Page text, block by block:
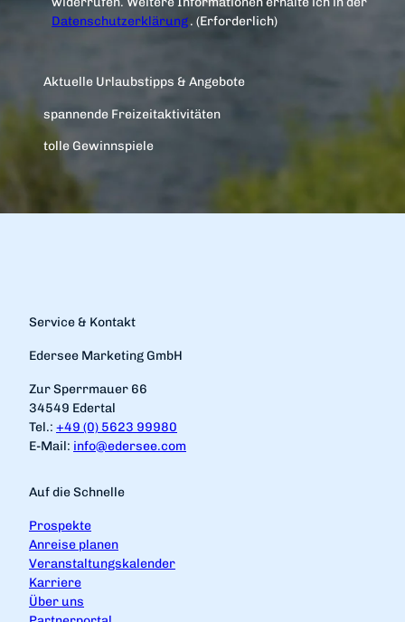
Datenschutzerklärung.(Erforderlich)
Aktuelle Urlaubstipps & Angebote
spannende Freizeitaktivitäten
tolle Gewinnspiele
Service & Kontakt
Edersee Marketing GmbH
Zur Sperrmauer 66
34549 Edertal
Tel.: +49 (0) 5623 99980
E-Mail: info@edersee.com
Auf die Schnelle
Prospekte
Anreise planen
Veranstaltungskalender
Karriere
Über uns